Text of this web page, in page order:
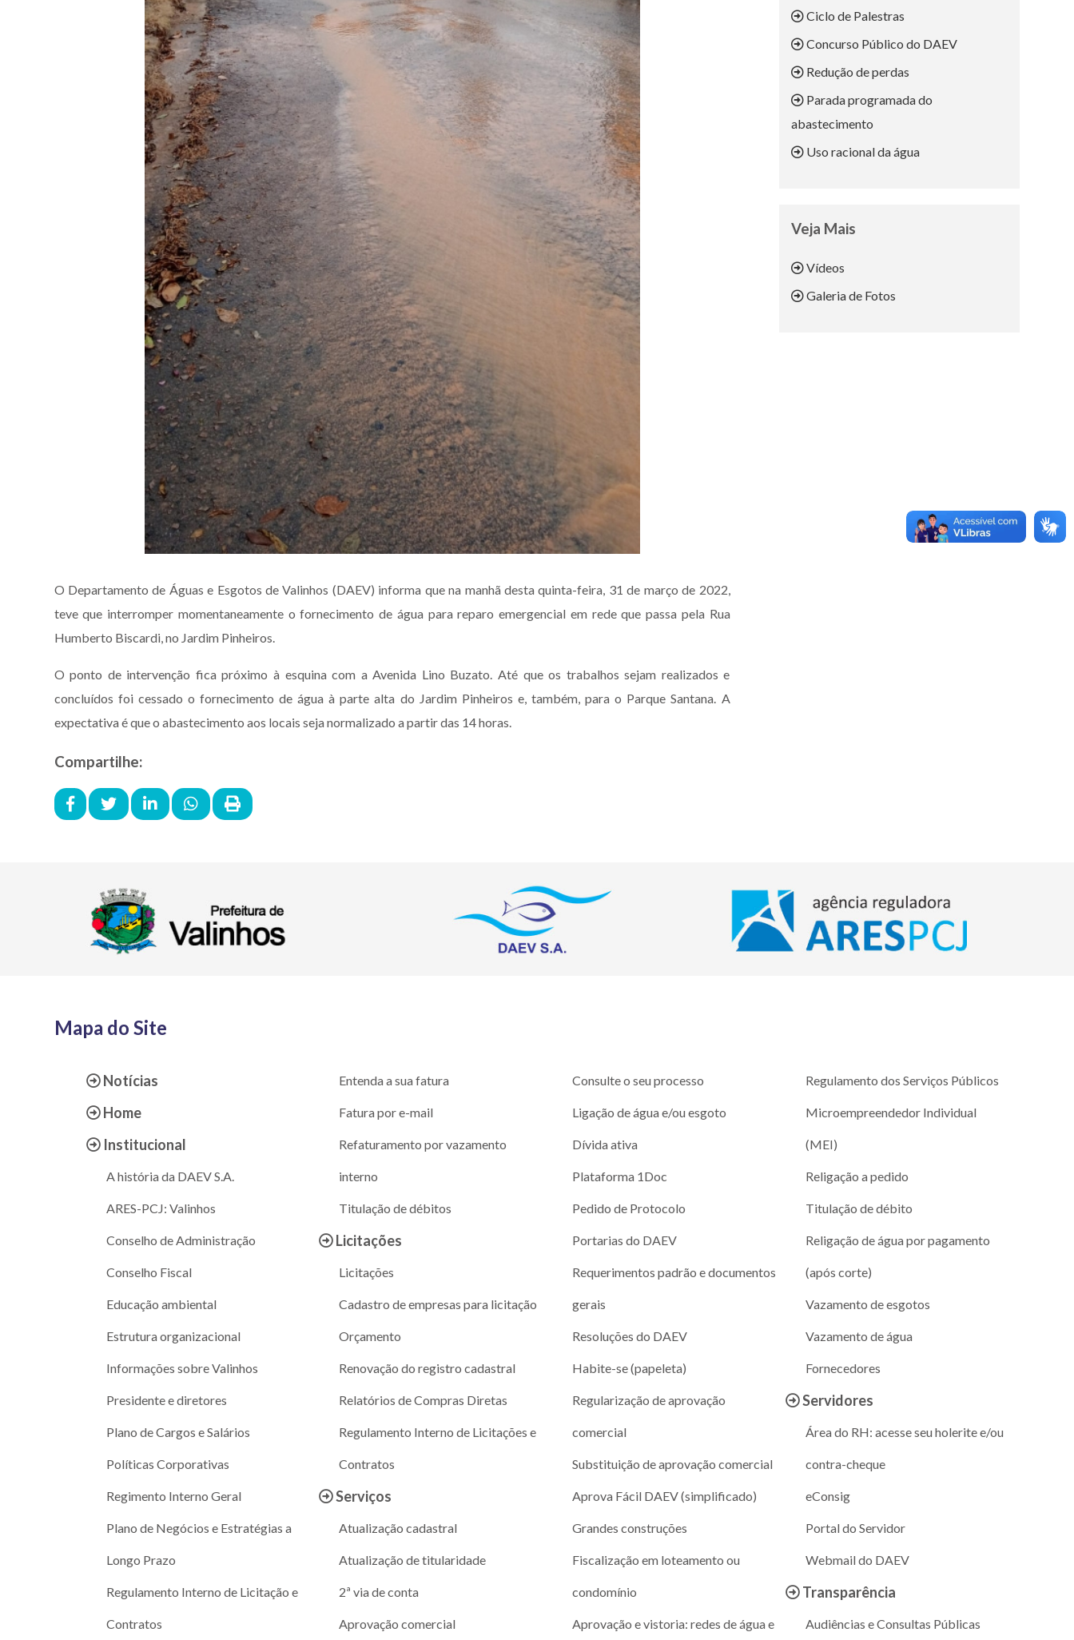
O Departamento de Águas e Esgotos de Valinhos (DAEV) informa que na manhã desta quinta-feira, 31 de março de 2022,
teve que interromper momentaneamente o fornecimento de água para reparo emergencial em rede que passa pela Rua
Humberto Biscardi, no Jardim Pinheiros.
O ponto de intervenção fica próximo à esquina com a Avenida Lino Buzato. Até que os trabalhos sejam realizados e
concluídos foi cessado o fornecimento de água à parte alta do Jardim Pinheiros e, também, para o Parque Santana. A
expectativa é que o abastecimento aos locais seja normalizado a partir das 14 horas.
Compartilhe:
Ciclo de Palestras
Concurso Público do DAEV
Redução de perdas
Parada programada do
abastecimento
Uso racional da água
Veja Mais
Vídeos
Galeria de Fotos
Mapa do Site
Notícias
Home
Institucional
A história da DAEV S.A.
ARES-PCJ: Valinhos
Conselho de Administração
Conselho Fiscal
Educação ambiental
Estrutura organizacional
Informações sobre Valinhos
Presidente e diretores
Plano de Cargos e Salários
Políticas Corporativas
Regimento Interno Geral
Plano de Negócios e Estratégias a
Longo Prazo
Regulamento Interno de Licitação e
Contratos
Entenda a sua fatura
Fatura por e-mail
Refaturamento por vazamento
interno
Titulação de débitos
Licitações
Licitações
Cadastro de empresas para licitação
Orçamento
Renovação do registro cadastral
Relatórios de Compras Diretas
Regulamento Interno de Licitações e
Contratos
Serviços
Atualização cadastral
Atualização de titularidade
2ª via de conta
Aprovação comercial
Consulte o seu processo
Ligação de água e/ou esgoto
Dívida ativa
Plataforma 1Doc
Pedido de Protocolo
Portarias do DAEV
Requerimentos padrão e documentos
gerais
Resoluções do DAEV
Habite-se (papeleta)
Regularização de aprovação
comercial
Substituição de aprovação comercial
Aprova Fácil DAEV (simplificado)
Grandes construções
Fiscalização em loteamento ou
condomínio
Aprovação e vistoria: redes de água e
Regulamento dos Serviços Públicos
Microempreendedor Individual
(MEI)
Religação a pedido
Titulação de débito
Religação de água por pagamento
(após corte)
Vazamento de esgotos
Vazamento de água
Fornecedores
Servidores
Área do RH: acesse seu holerite e/ou
contra-cheque
eConsig
Portal do Servidor
Webmail do DAEV
Transparência
Audiências e Consultas Públicas